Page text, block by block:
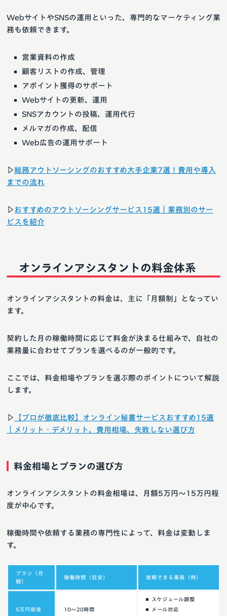
WebサイトやSNSの運用といった、専門的なマーケティング業
務も依頼できます。
営業資料の作成
顧客リストの作成、管理
アポイント獲得のサポート
Webサイトの更新、運用
SNSアカウントの投稿、運用代行
メルマガの作成、配信
Web広告の運用サポート
▷ 総務アウトソーシングのおすすめ大手企業7選！費用や導入
までの流れ
▷ おすすめのアウトソーシングサービス15選｜業務別のサー
ビスを紹介
オンラインアシスタントの料金体系
オンラインアシスタントの料金は、主に「月額制」となってい
ます。
契約した月の稼働時間に応じて料金が決まる仕組みで、自社の
業務量に合わせてプランを選べるのが一般的です。
ここでは、料金相場やプランを選ぶ際のポイントについて解説
します。
▷
【プロが徹底比較】オンライン秘書サービスおすすめ15選
｜メリット・デメリット、費用相場、失敗しない選び方
料金相場とプランの選び方
オンラインアシスタントの料金相場は、月額5万円〜15万円程
度が中心です。
稼働時間や依頼する業務の専門性によって、料金は変動しま
す。
プラン（月
額）
稼働時間（目安） 依頼できる業務（例）
5万円前後 10〜20時間
スケジュール調整
メール対応